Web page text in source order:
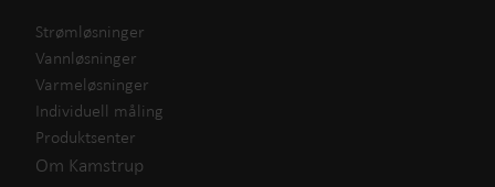
Strømløsninger
Vannløsninger
Varmeløsninger
Individuell måling
Produktsenter
Om Kamstrup